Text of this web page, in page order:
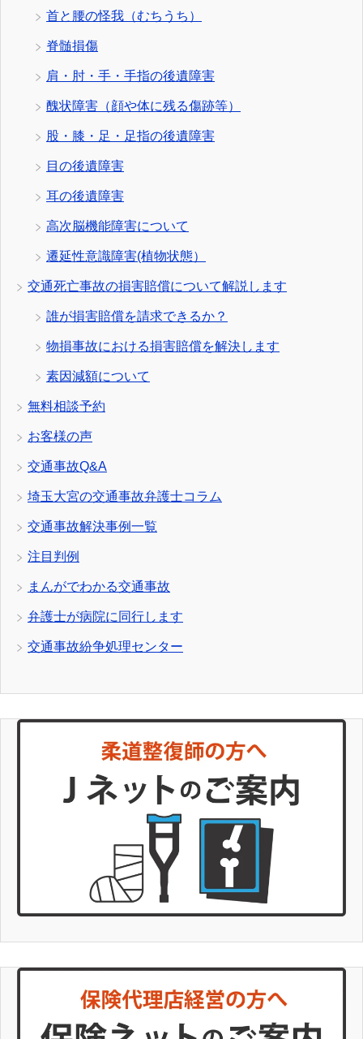
首と腰の怪我（むちうち）
脊髄損傷
肩・肘・手・手指の後遺障害
醜状障害（顔や体に残る傷跡等）
股・膝・足・足指の後遺障害
目の後遺障害
耳の後遺障害
高次脳機能障害について
遷延性意識障害(植物状態）
交通死亡事故の損害賠償について解説します
誰が損害賠償を請求できるか？
物損事故における損害賠償を解決します
素因減額について
無料相談予約
お客様の声
交通事故Q&A
埼玉大宮の交通事故弁護士コラム
交通事故解決事例一覧
注目判例
まんがでわかる交通事故
弁護士が病院に同行します
交通事故紛争処理センター